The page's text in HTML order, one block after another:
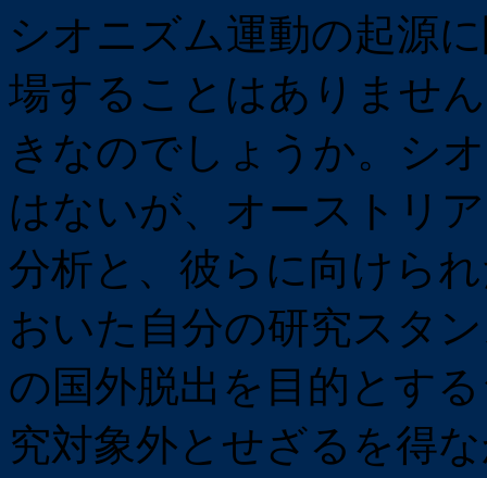
シオニズム運動の起源
場することはありませ
きなのでしょうか。シ
はないが、オーストリ
分析と、彼らに向けら
おいた自分の研究スタ
の国外脱出を目的とす
究対象外とせざるを得